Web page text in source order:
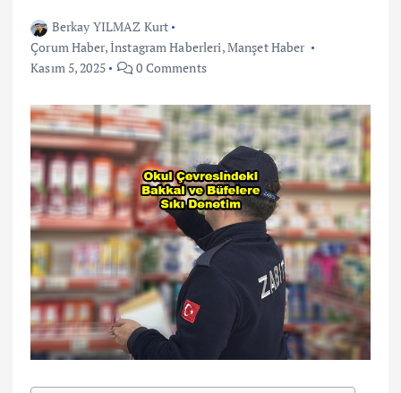
Berkay YILMAZ Kurt
Çorum Haber,İnstagram Haberleri,Manşet Haber
Kasım 5, 2025
0 Comments